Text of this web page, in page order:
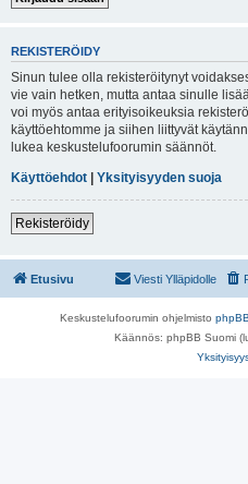
REKISTERÖIDY
Sinun tulee olla rekisteröitynyt
vie vain hetken, mutta antaa sinulle
voi myös antaa erityisoikeuksia
käyttöehtomme ja siihen liittyvät
lukea keskustelufoorumin säännöt.
Käyttöehdot | Yksityisyyden suoja
Rekisteröidy
Etusivu Viesti Ylläpidolle
Keskustelufoorumin ohjelmisto phpBB
Käännös: phpBB Suomi